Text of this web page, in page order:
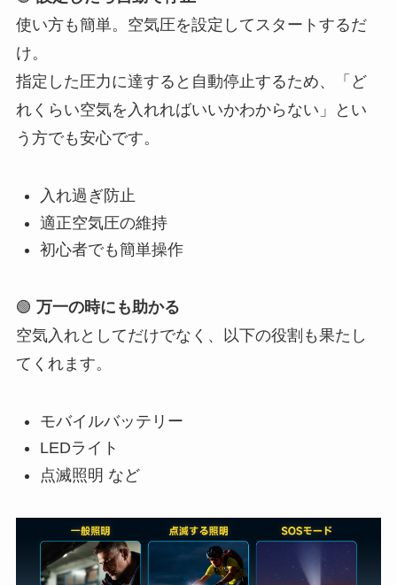
使い方も簡単。空気圧を設定してスタートするだ
け。
指定した圧力に達すると自動停止するため、「ど
れくらい空気を入れればいいかわからない」とい
う方でも安心です。
入れ過ぎ防止
適正空気圧の維持
初心者でも簡単操作
🟢 万一の時にも助かる
空気入れとしてだけでなく、以下の役割も果たし
てくれます。
モバイルバッテリー
LEDライト
点滅照明 など